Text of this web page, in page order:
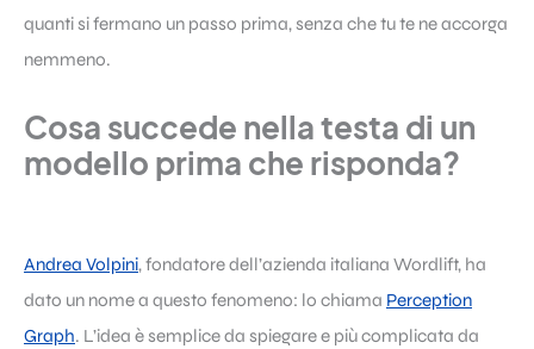
quanti si fermano un passo prima, senza che tu te ne accorga
nemmeno.
Cosa succede nella testa di un
modello prima che risponda?
Andrea Volpini, fondatore dell’azienda italiana Wordlift, ha
dato un nome a questo fenomeno: lo chiama Perception
Graph. L’idea è semplice da spiegare e più complicata da